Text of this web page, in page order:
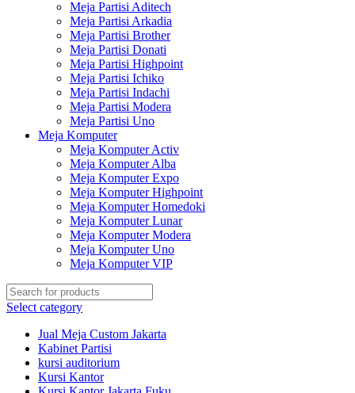
Meja Partisi Aditech
Meja Partisi Arkadia
Meja Partisi Brother
Meja Partisi Donati
Meja Partisi Highpoint
Meja Partisi Ichiko
Meja Partisi Indachi
Meja Partisi Modera
Meja Partisi Uno
Meja Komputer
Meja Komputer Activ
Meja Komputer Alba
Meja Komputer Expo
Meja Komputer Highpoint
Meja Komputer Homedoki
Meja Komputer Lunar
Meja Komputer Modera
Meja Komputer Uno
Meja Komputer VIP
Select category
Jual Meja Custom Jakarta
Kabinet Partisi
kursi auditorium
Kursi Kantor